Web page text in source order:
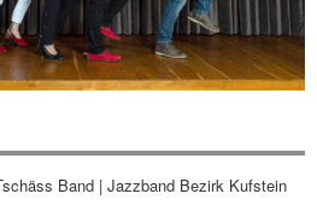
Band | Jazzband Bezirk Kufstein